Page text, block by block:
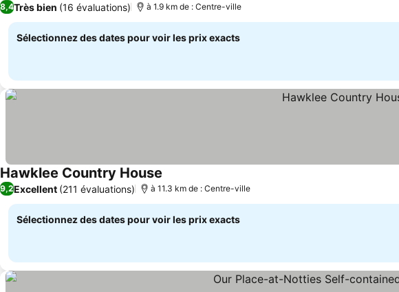
8,4Très bien (16 évaluations) à 1.9 km de : Centre-ville
Sélectionnez des dates pour voir les prix exacts
Hawklee Country House
9,2Excellent (211 évaluations) à 11.3 km de : Centre-ville
Sélectionnez des dates pour voir les prix exacts